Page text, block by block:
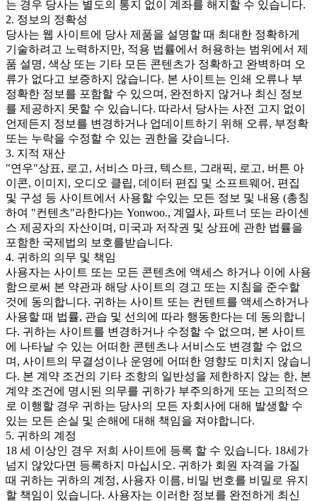
는 경우 당사는 별도의 통지 없이 계좌를 해지할 수 있습니다.
2. 정보의 정확성
당사는 웹 사이트에 당사 제품을 설명할 때 최대한 정확하게
기술하려고 노력하지만, 적용 법률에서 허용하는 범위에서 제
품 설명, 색상 또는 기타 모든 콘텐츠가 정확하고 완벽하며 오
류가 없다고 보증하지 않습니다. 본 사이트는 인쇄 오류나 부
정확한 정보를 포함할 수 있으며, 완전하지 않거나 최신 정보
를 제공하지 못할 수 있습니다. 따라서 당사는 사전 고지 없이
언제든지 정보를 변경하거나 업데이트하기 위해 오류, 부정확
또는 누락을 수정할 수 있는 권한을 갖습니다.
3. 지적 재산
"연우"상표, 로고, 서비스 마크, 텍스트, 그래픽, 로고, 버튼 아
이콘, 이미지, 오디오 클립, 데이터 편집 및 소프트웨어, 편집
및 구성 등 사이트에서 사용할 수있는 모든 정보 및 내용 (총칭
하여 "컨텐츠"라한다)는 Yonwoo., 계열사, 파트너 또는 라이센
스 제공자의 자산이며, 미국과 저작권 및 상표에 관한 법률을
포함한 국제법의 보호를받습니다.
4. 귀하의 의무 및 책임
사용자는 사이트 또는 모든 콘텐츠에 액세스 하거나 이에 사용
함으로써 본 약관과 해당 사이트의 경고 또는 지침을 준수할
것에 동의합니다. 귀하는 사이트 또는 컨텐트를 액세스하거나
사용할 때 법률, 관습 및 선의에 따라 행동한다는 데 동의합니
다. 귀하는 사이트를 변경하거나 수정할 수 없으며, 본 사이트
에 나타날 수 있는 어떠한 콘텐츠나 서비스도 변경할 수 없으
며, 사이트의 무결성이나 운영에 어떠한 영향도 미치지 않습니
다. 본 계약 조건의 기타 조항의 일반성을 제한하지 않는 한, 본
계약 조건에 명시된 의무를 귀하가 부주의하게 또는 고의적으
로 이행할 경우 귀하는 당사의 모든 자회사에 대해 발생할 수
있는 모든 손실 및 손해에 대해 책임을 져야합니다.
5. 귀하의 계정
18 세 이상인 경우 저희 사이트에 등록 할 수 있습니다. 18세가
넘지 않았다면 등록하지 마십시오. 귀하가 회원 자격을 가질
때 귀하는 귀하의 계정, 사용자 이름, 비밀 번호를 비밀로 유지
할 책임이 있습니다. 사용자는 이러한 정보를 완전하게 최신